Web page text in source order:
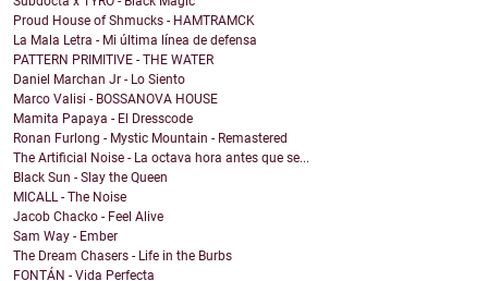
Proud House of Shmucks - HAMTRAMCK
La Mala Letra - Mi última línea de defensa
PATTERN PRIMITIVE - THE WATER
Daniel Marchan Jr - Lo Siento
Marco Valisi - BOSSANOVA HOUSE
Mamita Papaya - El Dresscode
Ronan Furlong - Mystic Mountain - Remastered
The Artificial Noise - La octava hora antes que se...
Black Sun - Slay the Queen
MICALL - The Noise
Jacob Chacko - Feel Alive
Sam Way - Ember
The Dream Chasers - Life in the Burbs
FONTÁN - Vida Perfecta